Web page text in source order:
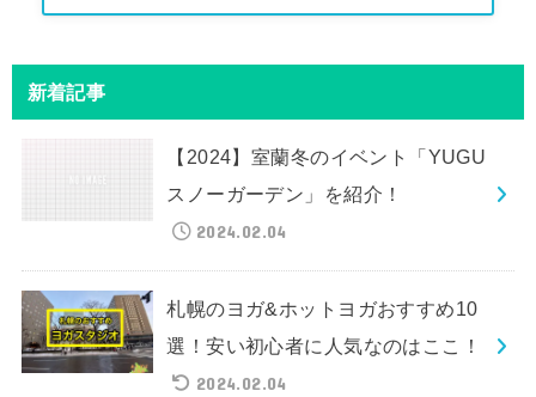
新着記事
【2024】室蘭冬のイベント「YUGU
スノーガーデン」を紹介！
2024.02.04
札幌のヨガ&ホットヨガおすすめ10
選！安い初心者に人気なのはここ！
2024.02.04